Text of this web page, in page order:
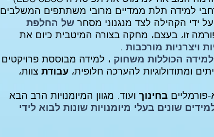
למידה תלת ממדיים מרובי משתתפים המשלבים
ידי הקהילה לצד מנגנוני מסחר של החלפת
זו، בעצם، מחקה בצורה המיטבית כיום את
ויצרניות מורכבות .
למידה הכוללות משחוק ، למידה מבוססת פרויקטים
ומתודולוגיות להערכה חלופית، עבודת צוות،
פורמליים בחינוך ועוד. מגוון המיומנויות הרב הבא
שונים בעלי מיומנויות שונות לבוא לידי